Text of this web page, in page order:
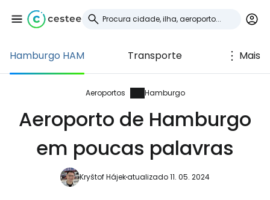
Hamburgo HAM Transporte Mais
Aeroportos Hamburgo
Aeroporto de Hamburgo
em poucas palavras
Kryštof Hájekatualizado 11. 05. 2024
Iniciar sessão no
Cestee
... a comunidade mundial de viajantes
Continuar com o Google